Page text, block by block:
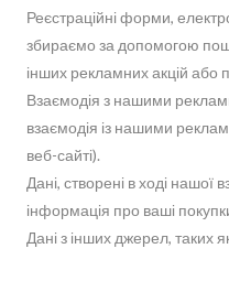
Реєстраційні форми,
збираємо за допомогою
інших рекламних акцій або
Взаємодія з нашими
взаємодія із нашими
веб-сайті).
Дані, створені в ході нашої
інформація про ваші
Дані з інших джерел, таких